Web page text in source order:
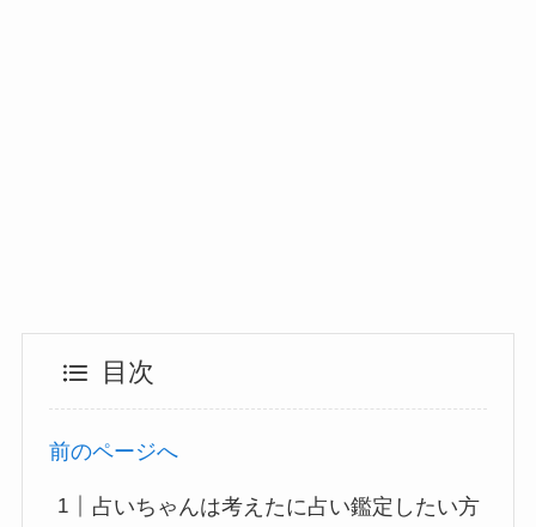
目次
前のページへ
占いちゃんは考えたに占い鑑定したい方